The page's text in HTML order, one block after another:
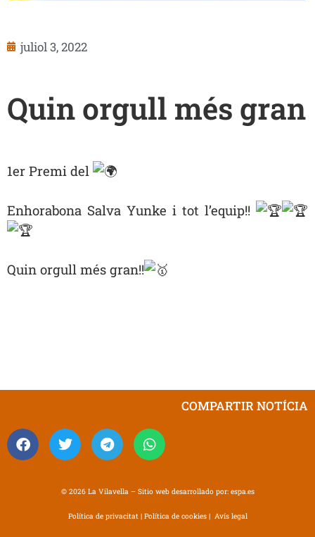
juliol 3, 2022
Quin orgull més gran
1er Premi del
Enhorabona Salva Yunke i tot l’equip!!
Quin orgull més gran!!
COMPARTIR NOTÍCIA
© 2026 La Vilavella – Sitio web desarrollado por: espa.es
Política de privacitat| Política de cookies| Avís legal